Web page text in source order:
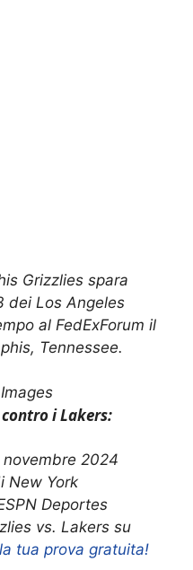
Grizzlies spara
dei Los Angeles
al FedExForum il
Tennessee.
i Lakers:
2024
New York
Deportes
vs. Lakers su
tua prova gratuita!